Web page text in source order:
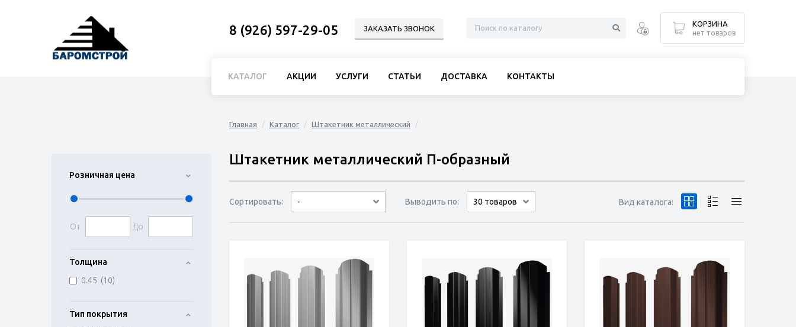
Розничная цена
От До
Толщина
0.45 (10)
Тип покрытия
Главная Каталог Штакетник металлический
Штакетник металлический П-образный
Сортировать: -
по популярности
сначала дешёвые
сначала дорогие
Выводить по: 9 товаров
15 товаров
30 товаров Вид каталога:
8 (926) 597-29-05 ЗАКАЗАТЬ ЗВОНОК
КОРЗИНА
нет товаров
КАТАЛОГ АКЦИИ УСЛУГИ СТАТЬИ ДОСТАВКА КОНТАКТЫ